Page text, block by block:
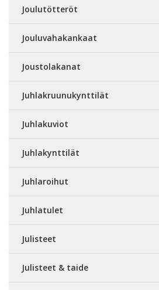
Joulutötteröt
Jouluvahakankaat
Joustolakanat
Juhlakruunukynttilät
Juhlakuviot
Juhlakynttilät
Juhlaroihut
Juhlatulet
Julisteet
Julisteet & taide